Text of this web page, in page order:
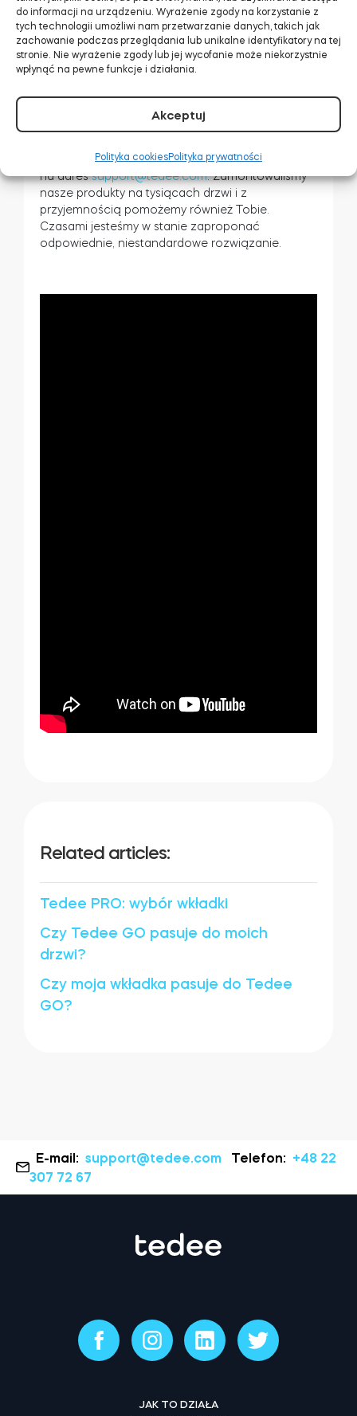
do informacji na urządzeniu. Wyrażenie zgody na korzystanie z
tych technologii umożliwi nam przetwarzanie danych, takich jak
zachowanie podczas przeglądania lub unikalne identyfikatory na tej
stronie. Nie wyrażenie zgody lub jej wycofanie może niekorzystnie
wpłynąć na pewne funkcje i działania.
Akceptuj
Polityka cookiesPolityka prywatności
niż 35 mm, skontaktuj
się z nami pod
adresem
support@tedee.com .
minimalnych,prześlij nam zdjęcia drzwi i zamka
na adressupport@tedee.com. Zamontowaliśmy
nasze produkty na tysiącach drzwi i z
przyjemnością pomożemy również Tobie.
Czasami jesteśmy w stanie zaproponać
odpowiednie, niestandardowe rozwiązanie.
Related articles:
Tedee PRO: wybór wkładki
Czy Tedee GO pasuje do moich
drzwi?
Czy moja wkładka pasuje do Tedee
GO?
E-mail: support@tedee.com Telefon: +48 22
307 72 67
JAK TO DZIAŁA